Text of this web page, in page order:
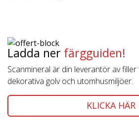
Ladda ner färgguiden!
Scanmineral är din leverantör av filler
dekorativa golv och utomhusmiljöer.
KLICKA HÄR